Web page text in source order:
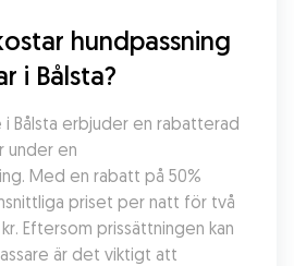
hundpassning
i Bålsta?
i Bålsta erbjuder en rabatterad
under en
Med en rabatt på 50%
priset per natt för två
Eftersom prissättningen kan
är det viktigt att